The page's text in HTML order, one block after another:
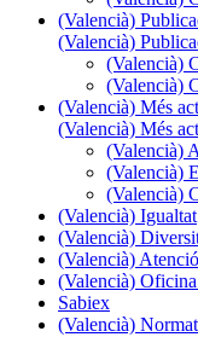
(Valencià)
(Valencià)
(Valencià)
(Valencià)
(Valencià) Més
(Valencià) Més
(Valencià)
(Valencià)
(Valencià)
(Valencià) Igualtat
(Valencià)
(Valencià)
(Valencià)
Sabiex
(Valencià)